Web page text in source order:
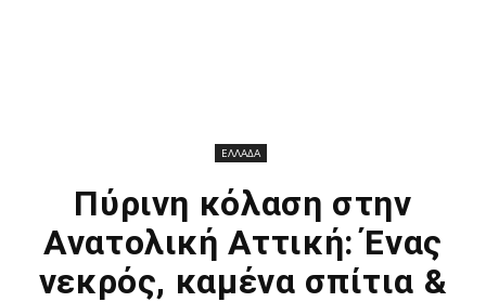
ΕΛΛΑΔΑ
Πύρινη κόλαση στην
Ανατολική Αττική: Ένας
νεκρός, καμένα σπίτια &